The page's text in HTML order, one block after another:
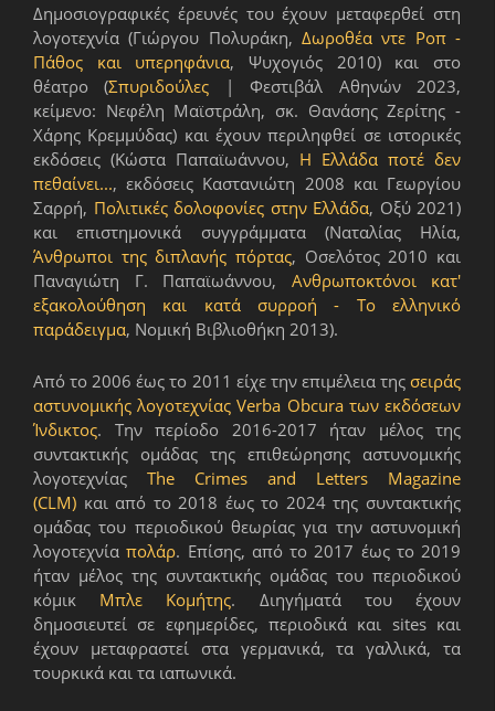
Δημοσιογραφικές έρευνές του έχουν μεταφερθεί στη
λογοτεχνία (Γιώργου Πολυράκη, Δωροθέα ντε Ροπ -
Πάθος και υπερηφάνια, Ψυχογιός 2010) και στο
θέατρο (Σπυριδούλες | Φεστιβάλ Αθηνών 2023,
κείμενο: Νεφέλη Μαϊστράλη, σκ. Θανάσης Ζερίτης -
Χάρης Κρεμμύδας) και έχουν περιληφθεί σε ιστορικές
εκδόσεις (Κώστα Παπαϊωάννου, Η Ελλάδα ποτέ δεν
πεθαίνει..., εκδόσεις Καστανιώτη 2008 και Γεωργίου
Σαρρή, Πολιτικές δολοφονίες στην Ελλάδα, Οξύ 2021)
και επιστημονικά συγγράμματα (Ναταλίας Ηλία,
Άνθρωποι της διπλανής πόρτας, Οσελότος 2010 και
Παναγιώτη Γ. Παπαϊωάννου, Ανθρωποκτόνοι κατ'
εξακολούθηση και κατά συρροή - Το ελληνικό
παράδειγμα, Νομική Βιβλιοθήκη 2013).
Από το 2006 έως το 2011 είχε την επιμέλεια της σειράς
αστυνομικής λογοτεχνίας Verba Obcura των εκδόσεων
Ίνδικτος. Την περίοδο 2016-2017 ήταν μέλος της
συντακτικής ομάδας της επιθεώρησης αστυνομικής
λογοτεχνίας The Crimes and Letters Magazine
(CLM) και από το 2018 έως το 2024 της συντακτικής
ομάδας του περιοδικού θεωρίας για την αστυνομική
λογοτεχνίαπολάρ. Επίσης, από το 2017 έως το 2019
ήταν μέλος της συντακτικής ομάδας του περιοδικού
κόμικ Μπλε Κομήτης. Διηγήματά του έχουν
δημοσιευτεί σε εφημερίδες, περιοδικά και sites και
έχουν μεταφραστεί στα γερμανικά, τα γαλλικά, τα
τουρκικά και τα ιαπωνικά.